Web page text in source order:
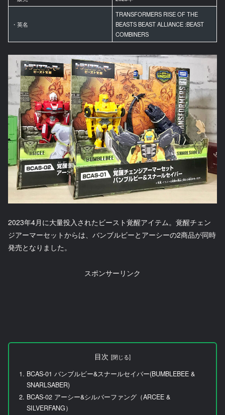
・英名
TRANSFORMERS RISE OF THE
BEASTS BEAST ALLIANCE :BEAST
COMBINERS
2023年4月に大量投入されたビースト覚醒アイテム。覚醒チェン
ジアーマーセットからは、バンブルビーとアーシーの2商品が同時
発売となりました。
スポンサーリンク
目次
BCAS-01 バンブルビー&スナールセイバー(BUMBLEBEE &
SNARLSABER)
BCAS-02 アーシー&シルバーファング（ARCEE &
SILVERFANG）